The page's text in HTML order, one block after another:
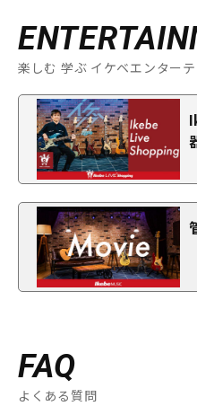
楽しむ 学ぶ イケベエンター
FAQ
よくある質問